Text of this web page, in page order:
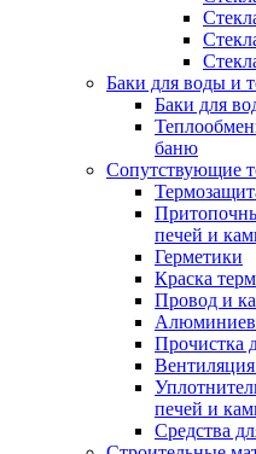
Баки для воды и
Баки для
баню
Сопутствующие
печей и
Герметики
Краска
Провод и
Прочистка
печей и
Средства